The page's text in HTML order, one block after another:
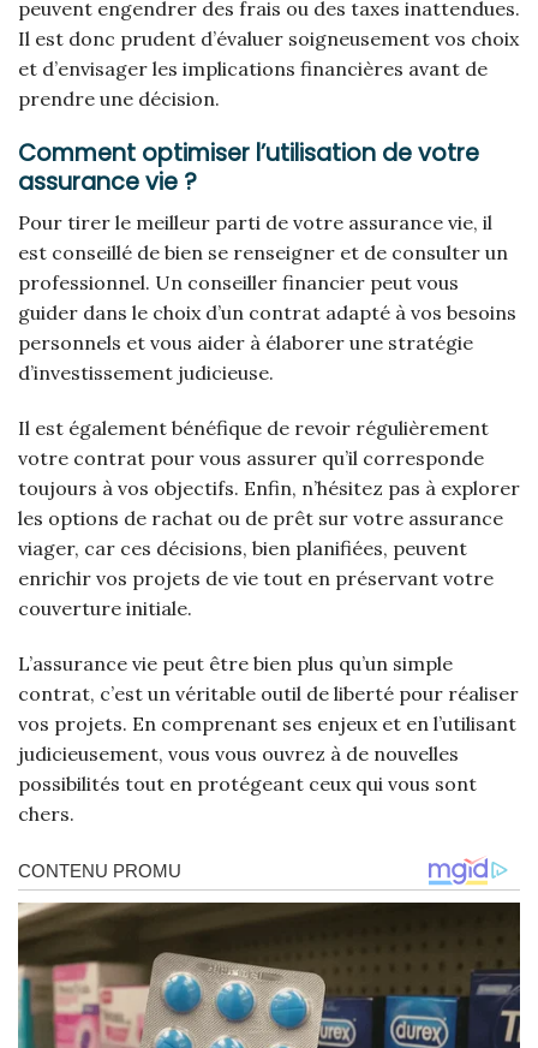
peuvent engendrer des frais ou des taxes inattendues.
Il est donc prudent d’évaluer soigneusement vos choix
et d’envisager les implications financières avant de
prendre une décision.
Comment optimiser l’utilisation de votre
assurance vie ?
Pour tirer le meilleur parti de votre assurance vie, il
est conseillé de bien se renseigner et de consulter un
professionnel. Un conseiller financier peut vous
guider dans le choix d’un contrat adapté à vos besoins
personnels et vous aider à élaborer une stratégie
d’investissement judicieuse.
Il est également bénéfique de revoir régulièrement
votre contrat pour vous assurer qu’il corresponde
toujours à vos objectifs. Enfin, n’hésitez pas à explorer
les options de rachat ou de prêt sur votre assurance
viager, car ces décisions, bien planifiées, peuvent
enrichir vos projets de vie tout en préservant votre
couverture initiale.
L’assurance vie peut être bien plus qu’un simple
contrat, c’est un véritable outil de liberté pour réaliser
vos projets. En comprenant ses enjeux et en l’utilisant
judicieusement, vous vous ouvrez à de nouvelles
possibilités tout en protégeant ceux qui vous sont
chers.